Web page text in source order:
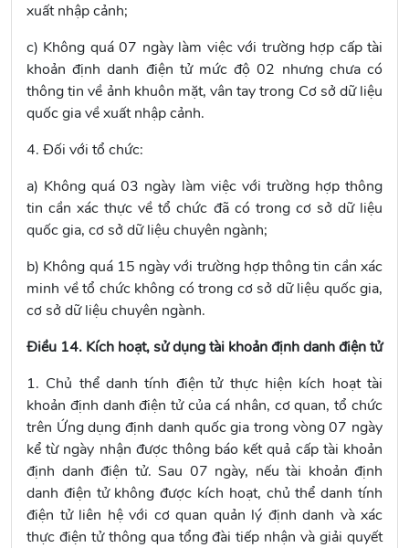
xuất nhập cảnh;
c) Không quá 07 ngày làm việc với trường hợp cấp tài
khoản định danh điện tử mức độ 02 nhưng chưa có
thông tin về ảnh khuôn mặt, vân tay trong Cơ sở dữ liệu
quốc gia về xuất nhập cảnh.
4. Đối với tổ chức:
a) Không quá 03 ngày làm việc với trường hợp thông
tin cần xác thực về tổ chức đã có trong cơ sở dữ liệu
quốc gia, cơ sở dữ liệu chuyên ngành;
b) Không quá 15 ngày với trường hợp thông tin cần xác
minh về tổ chức không có trong cơ sở dữ liệu quốc gia,
cơ sở dữ liệu chuyên ngành.
Điều 14. Kích hoạt, sử dụng tài khoản định danh điện tử
1. Chủ thể danh tính điện tử thực hiện kích hoạt tài
khoản định danh điện tử của cá nhân, cơ quan, tổ chức
trên Ứng dụng định danh quốc gia trong vòng 07 ngày
kể từ ngày nhận được thông báo kết quả cấp tài khoản
định danh điện tử. Sau 07 ngày, nếu tài khoản định
danh điện tử không được kích hoạt, chủ thể danh tính
điện tử liên hệ với cơ quan quản lý định danh và xác
thực điện tử thông qua tổng đài tiếp nhận và giải quyết